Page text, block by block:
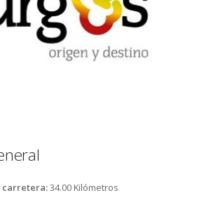
carretera:34.00 Kilómetros